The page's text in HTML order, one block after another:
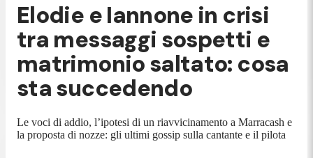
Elodie e Iannone in crisi
tra messaggi sospetti e
matrimonio saltato: cosa
sta succedendo
Le voci di addio, l’ipotesi di un riavvicinamento a Marracash e
la proposta di nozze: gli ultimi gossip sulla cantante e il pilota